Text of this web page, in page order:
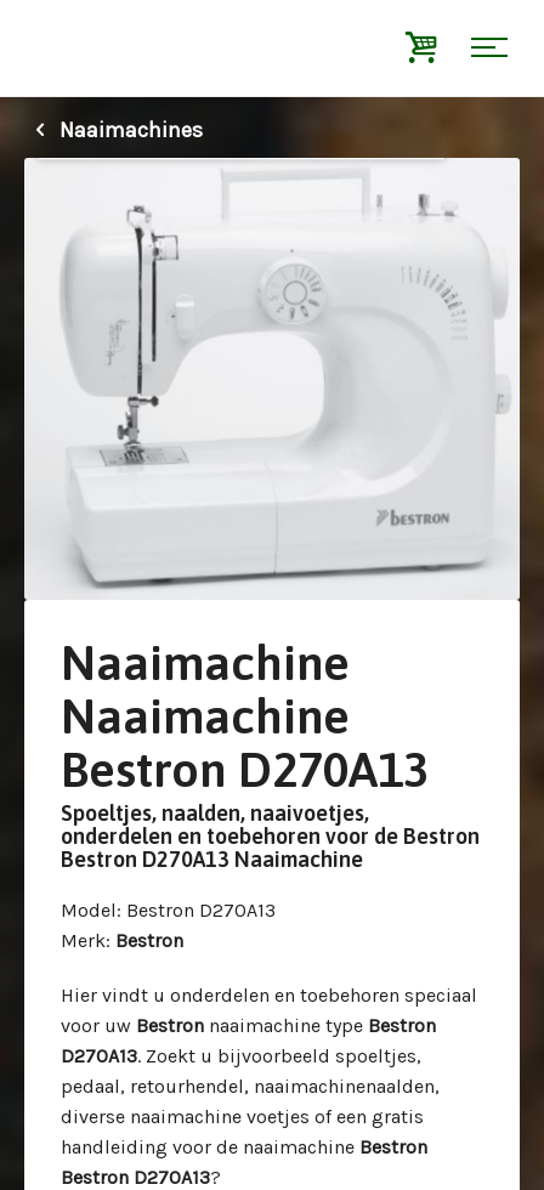
Naaimachines
Naaimachine
Naaimachine
Bestron D270A13
Spoeltjes, naalden, naaivoetjes,
onderdelen en toebehoren voor de Bestron
Bestron D270A13 Naaimachine
Model: Bestron D270A13
Merk: Bestron
Hier vindt u onderdelen en toebehoren speciaal
voor uw Bestron naaimachine type Bestron
D270A13. Zoekt u bijvoorbeeld spoeltjes,
pedaal, retourhendel, naaimachinenaalden,
diverse naaimachine voetjes of een gratis
handleiding voor de naaimachine Bestron
Bestron D270A13?